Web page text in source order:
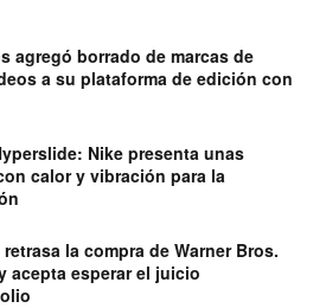
agregó borrado de marcas de
a su plataforma de edición con
Nike presenta unas
calor y vibración para la
la compra de Warner Bros.
acepta esperar el juicio